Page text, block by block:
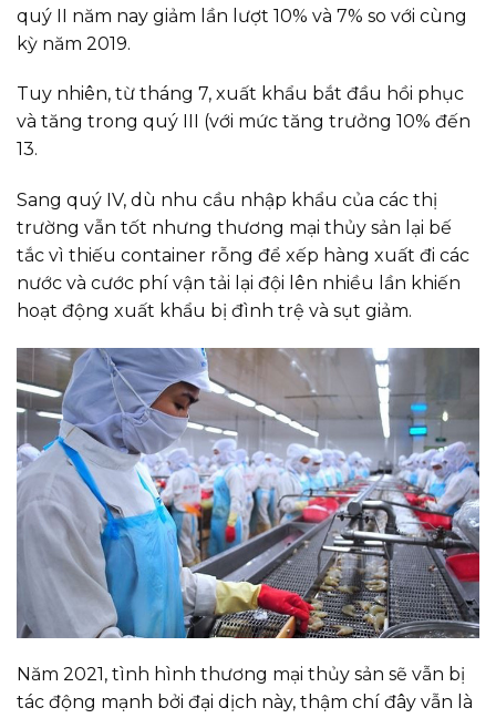
quý II năm nay giảm lần lượt 10% và 7% so với cùng
kỳ năm 2019.
Tuy nhiên, từ tháng 7, xuất khẩu bắt đầu hồi phục
và tăng trong quý III (với mức tăng trưởng 10% đến
13.
Sang quý IV, dù nhu cầu nhập khẩu của các thị
trường vẫn tốt nhưng thương mại thủy sản lại bế
tắc vì thiếu container rỗng để xếp hàng xuất đi các
nước và cước phí vận tải lại đội lên nhiều lần khiến
hoạt động xuất khẩu bị đình trệ và sụt giảm.
Năm 2021, tình hình thương mại thủy sản sẽ vẫn bị
tác động mạnh bởi đại dịch này, thậm chí đây vẫn là